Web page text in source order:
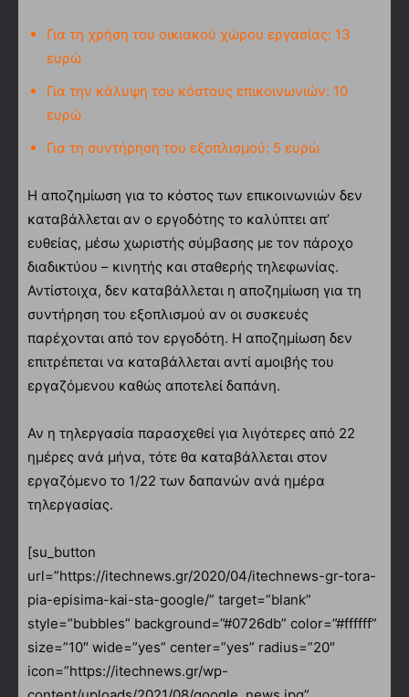
Για τη χρήση του οικιακού χώρου εργασίας: 13
ευρώ
Για την κάλυψη του κόστους επικοινωνιών: 10
ευρώ
Για τη συντήρηση του εξοπλισμού: 5 ευρώ
Η αποζημίωση για το κόστος των επικοινωνιών δεν
καταβάλλεται αν ο εργοδότης το καλύπτει απ’
ευθείας, μέσω χωριστής σύμβασης με τον πάροχο
διαδικτύου – κινητής και σταθερής τηλεφωνίας.
Αντίστοιχα, δεν καταβάλλεται η αποζημίωση για τη
συντήρηση του εξοπλισμού αν οι συσκευές
παρέχονται από τον εργοδότη. Η αποζημίωση δεν
επιτρέπεται να καταβάλλεται αντί αμοιβής του
εργαζόμενου καθώς αποτελεί δαπάνη.
Αν η τηλεργασία παρασχεθεί για λιγότερες από 22
ημέρες ανά μήνα, τότε θα καταβάλλεται στον
εργαζόμενο το 1/22 των δαπανών ανά ημέρα
τηλεργασίας.
[su_button
url=”https://itechnews.gr/2020/04/itechnews-gr-tora-
pia-episima-kai-sta-google/” target=”blank”
style=”bubbles” background=”#0726db” color=”#ffffff”
size=”10″ wide=”yes” center=”yes” radius=”20″
icon=”https://itechnews.gr/wp-